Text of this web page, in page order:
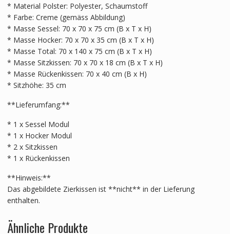
* Material Polster: Polyester, Schaumstoff
* Farbe: Creme (gemäss Abbildung)
* Masse Sessel: 70 x 70 x 75 cm (B x T x H)
* Masse Hocker: 70 x 70 x 35 cm (B x T x H)
* Masse Total: 70 x 140 x 75 cm (B x T x H)
* Masse Sitzkissen: 70 x 70 x 18 cm (B x T x H)
* Masse Rückenkissen: 70 x 40 cm (B x H)
* Sitzhöhe: 35 cm
**Lieferumfang:**
* 1 x Sessel Modul
* 1 x Hocker Modul
* 2 x Sitzkissen
* 1 x Rückenkissen
**Hinweis:**
Das abgebildete Zierkissen ist **nicht** in der Lieferung
enthalten.
Ähnliche Produkte